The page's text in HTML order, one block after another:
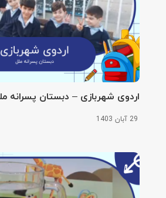
اردوی شهربازی – دبستان پسرانه
29 آبان 1403